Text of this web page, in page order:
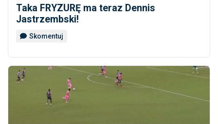
Taka FRYZURĘ ma teraz Dennis
Jastrzembski!
Skomentuj